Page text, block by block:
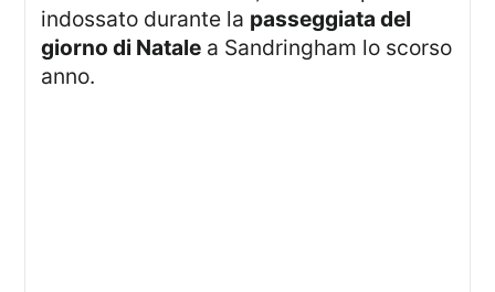
indossato durante la passeggiata del
giorno di Natale a Sandringham lo scorso
anno.